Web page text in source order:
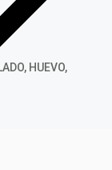
, HUEVO,